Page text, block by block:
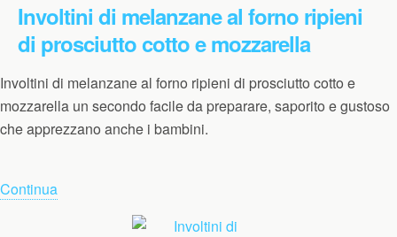
Involtini di melanzane al forno ripieni
di prosciutto cotto e mozzarella
Involtini di melanzane al forno ripieni di prosciutto cotto e
mozzarella un secondo facile da preparare, saporito e gustoso
che apprezzano anche i bambini.
Continua